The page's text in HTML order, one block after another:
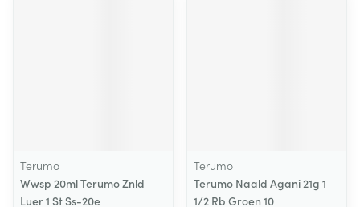
Terumo
Wwsp 20ml Terumo Znld
Luer 1 St Ss-20e
Terumo
Terumo Naald Agani 21g 1
1/2 Rb Groen 10